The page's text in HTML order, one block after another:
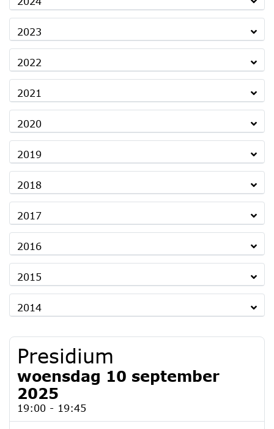
2023
2022
2021
2020
2019
2018
2017
2016
2015
2014
Presidium
woensdag 10 september
2025
19:00 - 19:45